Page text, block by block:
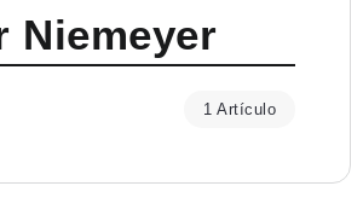
Niemeyer
1 Artículo